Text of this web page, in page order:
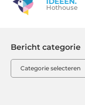
Hothouse
Bericht categorie